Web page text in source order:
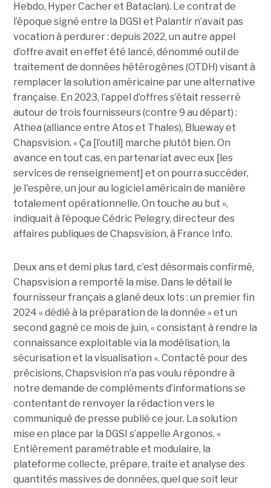
Hebdo, Hyper Cacher et Bataclan). Le contrat de
l’époque signé entre la DGSI et Palantir n’avait pas
vocation à perdurer : depuis 2022, un autre appel
d’offre avait en effet été lancé, dénommé outil de
traitement de données hétérogènes (OTDH) visant à
remplacer la solution américaine par une alternative
française. En 2023, l’appel d’offres s’était resserré
autour de trois fournisseurs (contre 9 au départ) :
Athea (alliance entre Atos et Thales), Blueway et
Chapsvision. « Ça [l’outil] marche plutôt bien. On
avance en tout cas, en partenariat avec eux [les
services de renseignement] et on pourra succéder,
je l'espère, un jour au logiciel américain de manière
totalement opérationnelle. On touche au but »,
indiquait à l’époque Cédric Pelegry, directeur des
affaires publiques de Chapsvision, à France Info.
Deux ans et demi plus tard, c’est désormais confirmé,
Chapsvision a remporté la mise. Dans le détail le
fournisseur français a glané deux lots : un premier fin
2024 « dédié à la préparation de la donnée » et un
second gagné ce mois de juin, « consistant à rendre la
connaissance exploitable via la modélisation, la
sécurisation et la visualisation ». Contacté pour des
précisions, Chapsvision n’a pas voulu répondre à
notre demande de compléments d’informations se
contentant de renvoyer la rédaction vers le
communiqué de presse publié ce jour. La solution
mise en place par la DGSI s’appelle Argonos. «
Entièrement paramétrable et modulaire, la
plateforme collecte, prépare, traite et analyse des
quantités massives de données, quel que soit leur